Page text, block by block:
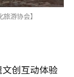
游协会】
创互动体验